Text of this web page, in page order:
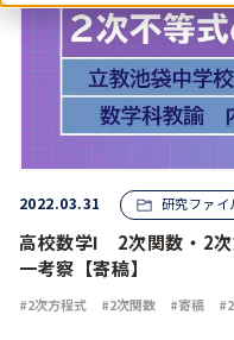
2022.03.31 研究ファイ
高校数学Ⅰ 2次関数・2
一考察【寄稿】
2次方程式 2次関数 寄稿